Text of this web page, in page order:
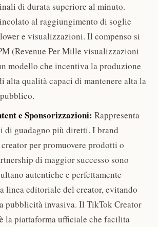
di durata superiore al minuto.
al raggiungimento di soglie
e visualizzazioni. Il compenso si
(Revenue Per Mille visualizzazioni
modello che incentiva la produzione
alta qualità capaci di mantenere alta la
e Sponsorizzazioni: Rappresenta
di guadagno più diretti. I brand
per promuovere prodotti o
di maggior successo sono
autentiche e perfettamente
linea editoriale del creator, evitando
pubblicità invasiva. Il TikTok Creator
la piattaforma ufficiale che facilita